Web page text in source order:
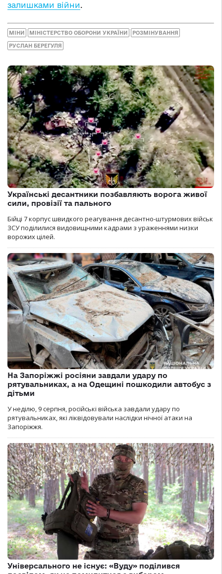
залишками війни.
МІНИ МІНІСТЕРСТВО ОБОРОНИ УКРАЇНИ РОЗМІНУВАННЯ
РУСЛАН БЕРЕГУЛЯ
Українські десантники позбавляють ворога живої
сили, провізії та пального
Бійці 7 корпус швидкого реагування десантно-штурмових військ
ЗСУ поділилися видовищними кадрами з ураженнями низки
ворожих цілей.
На Запоріжжі росіяни завдали удару по
рятувальниках, а на Одещині пошкодили автобус з
дітьми
У неділю, 9 серпня, російські війська завдали удару по
рятувальниках, які ліквідовували наслідки нічної атаки на
Запоріжжя.
Універсального не існує: «Вуду» поділився